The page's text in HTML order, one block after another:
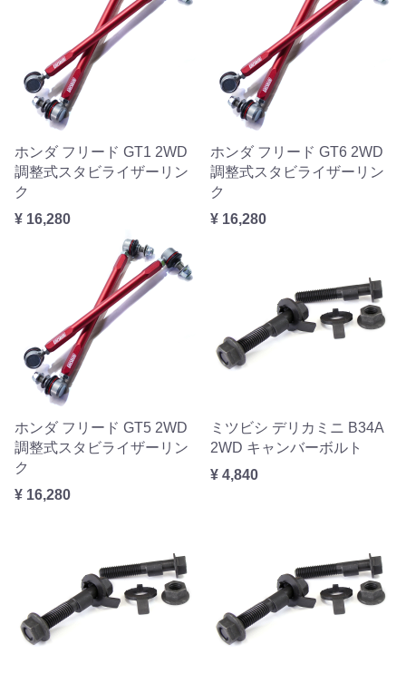
ホンダ フリード GT1 2WD
調整式スタビライザーリン
ク
¥ 16,280
ホンダ フリード GT6 2WD
調整式スタビライザーリン
ク
¥ 16,280
ホンダ フリード GT5 2WD
調整式スタビライザーリン
ク
¥ 16,280
ミツビシ デリカミニ B34A
2WD キャンバーボルト
¥ 4,840